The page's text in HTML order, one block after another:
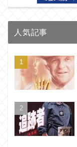
人気記事